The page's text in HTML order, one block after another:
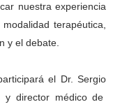
nuestra experiencia
terapéutica,
y el debate.
el Dr. Sergio
y director médico de